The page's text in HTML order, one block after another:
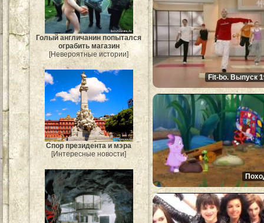
Голый англичанин попытался
ограбить магазин
[Невероятные истории]
Спор президента и мэра
[Интересные новости]
Fit-bo. Выпуск